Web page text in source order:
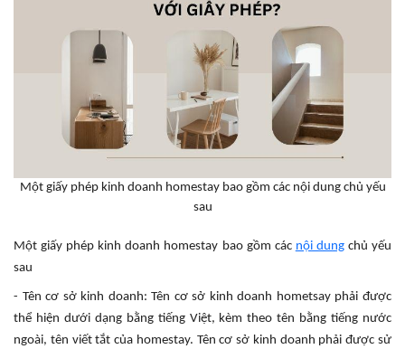
Một giấy phép kinh doanh homestay bao gồm các nội dung chủ yếu
sau
Một giấy phép kinh doanh homestay bao gồm các nội dungchủ yếu
sau
- Tên cơ sở kinh doanh: Tên cơ sở kinh doanh hometsay phải được
thể hiện dưới dạng bằng tiếng Việt, kèm theo tên bằng tiếng nước
ngoài, tên viết tắt của homestay. Tên cơ sở kinh doanh phải được sử